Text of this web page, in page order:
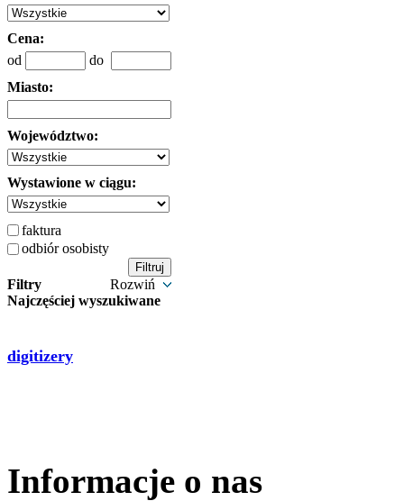
Cena:
od
do
Miasto:
Województwo:
Wystawione w ciągu:
faktura
odbiór osobisty
Filtry
Rozwiń
Najczęściej wyszukiwane
digitizery
Informacje o nas